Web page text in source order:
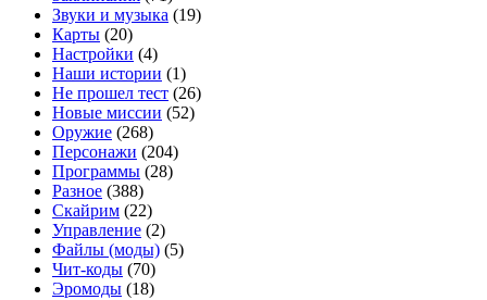
Звуки и музыка (19)
Карты (20)
Настройки (4)
Наши истории (1)
Не прошел тест (26)
Новые миссии (52)
Оружие (268)
Персонажи (204)
Программы (28)
Разное (388)
Скайрим (22)
Управление (2)
Файлы (моды) (5)
Чит-коды (70)
Эромоды (18)